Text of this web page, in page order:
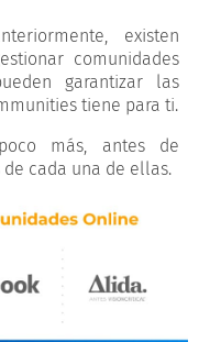
existen
comunidades
garantizar las
tiene para ti.
más, antes de
cada una de ellas.